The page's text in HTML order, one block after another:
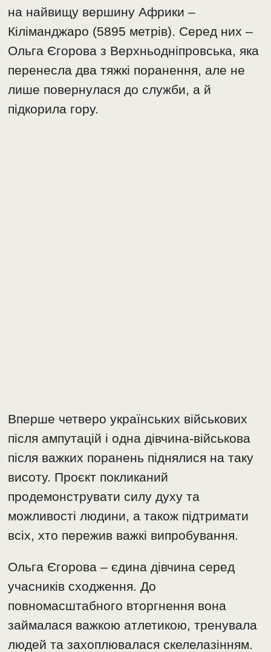
на найвищу вершину Африки –
Кіліманджаро (5895 метрів). Серед них –
Ольга Єгорова з Верхньодніпровська, яка
перенесла два тяжкі поранення, але не
лише повернулася до служби, а й
підкорила гору.
Вперше четверо українських військових
після ампутацій і одна дівчина-військова
після важких поранень піднялися на таку
висоту. Проєкт покликаний
продемонструвати силу духу та
можливості людини, а також підтримати
всіх, хто пережив важкі випробування.
Ольга Єгорова – єдина дівчина серед
учасників сходження. До
повномасштабного вторгнення вона
займалася важкою атлетикою, тренувала
людей та захоплювалася скелелазінням.